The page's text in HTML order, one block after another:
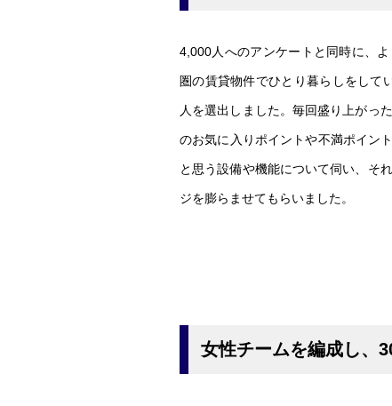
4,000人へのアンケートと同時に、
圏の賃貸物件でひとり暮らしをして
人を選出しました。毎回盛り上がっ
のお気に入りポイントや不満ポイン
と思う設備や機能について伺い、そ
ジを膨らませてもらいました。
女性チームを編成し、